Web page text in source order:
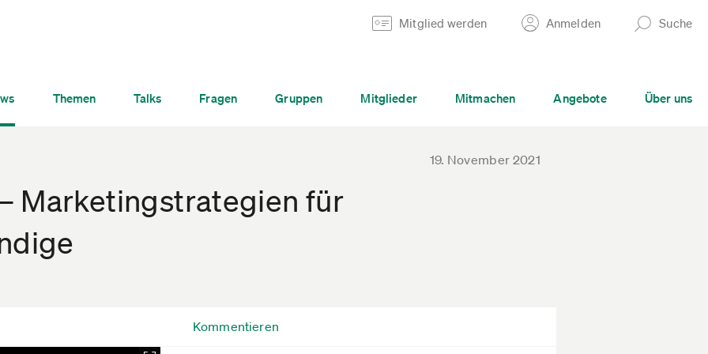
Mitglied werden Anmelden Suche
Themen Talks Fragen Gruppen Mitglieder Mitmachen Angebote Über uns
Marketingstrategien für
19. November 2021
Kommentieren